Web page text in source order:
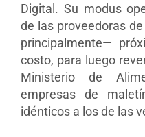
Digital. Su modus
de las proveedoras
principalmente—
costo, para luego
Ministerio de
empresas de
idénticos a los de las